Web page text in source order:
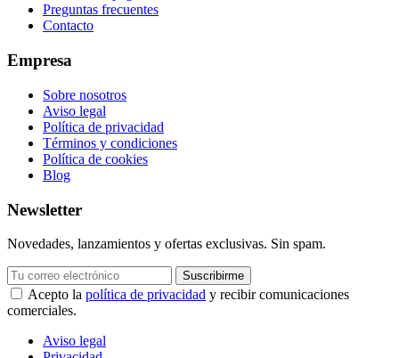
Preguntas frecuentes
Contacto
Empresa
Sobre nosotros
Aviso legal
Política de privacidad
Términos y condiciones
Política de cookies
Blog
Newsletter
Novedades, lanzamientos y ofertas exclusivas. Sin spam.
Suscribirme
Acepto la política de privacidad y recibir comunicaciones
comerciales.
Aviso legal